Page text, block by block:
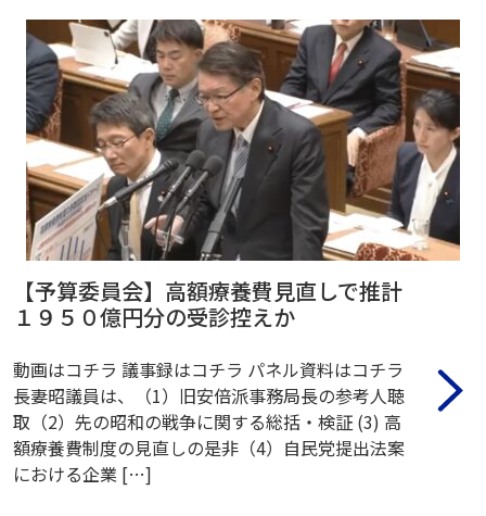
【予算委員会】高額療養費見直しで推計
１９５０億円分の受診控えか
動画はコチラ 議事録はコチラ パネル資料はコチラ
長妻昭議員は、（1）旧安倍派事務局長の参考人聴
取（2）先の昭和の戦争に関する総括・検証 (3) 高
額療養費制度の見直しの是非（4）自民党提出法案
における企業 […]